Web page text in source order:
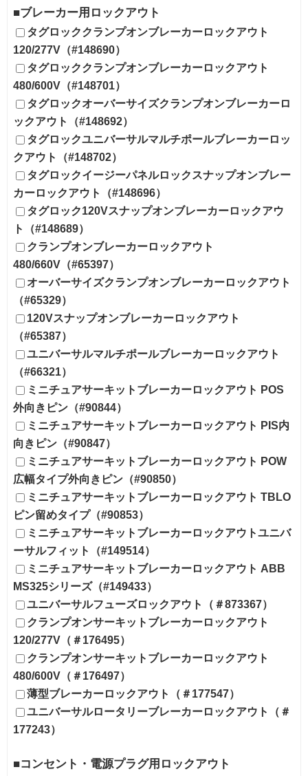
■ブレーカー用ロックアウト
タグロッククランプオンブレーカーロックアウト
120/277V（#148690）
タグロッククランプオンブレーカーロックアウト
480/600V（#148701）
タグロックオーバーサイズクランプオンブレーカーロ
ックアウト（#148692）
タグロックユニバーサルマルチポールブレーカーロッ
クアウト（#148702）
タグロックイージーパネルロックスナップオンブレー
カーロックアウト（#148696）
タグロック120Vスナップオンブレーカーロックアウ
ト（#148689）
クランプオンブレーカーロックアウト
480/660V（#65397）
オーバーサイズクランプオンブレーカーロックアウト
（#65329）
120Vスナップオンブレーカーロックアウト
（#65387）
ユニバーサルマルチポールブレーカーロックアウト
（#66321）
ミニチュアサーキットブレーカーロックアウト POS
外向きピン（#90844）
ミニチュアサーキットブレーカーロックアウト PIS内
向きピン（#90847）
ミニチュアサーキットブレーカーロックアウト POW
広幅タイプ外向きピン（#90850）
ミニチュアサーキットブレーカーロックアウト TBLO
ピン留めタイプ（#90853）
ミニチュアサーキットブレーカーロックアウトユニバ
ーサルフィット（#149514）
ミニチュアサーキットブレーカーロックアウト ABB
MS325シリーズ（#149433）
ユニバーサルフューズロックアウト（＃873367）
クランプオンサーキットブレーカーロックアウト
120/277V（＃176495）
クランプオンサーキットブレーカーロックアウト
480/600V（＃176497）
薄型ブレーカーロックアウト（＃177547）
ユニバーサルロータリーブレーカーロックアウト（＃
177243）
■コンセント・電源プラグ用ロックアウト